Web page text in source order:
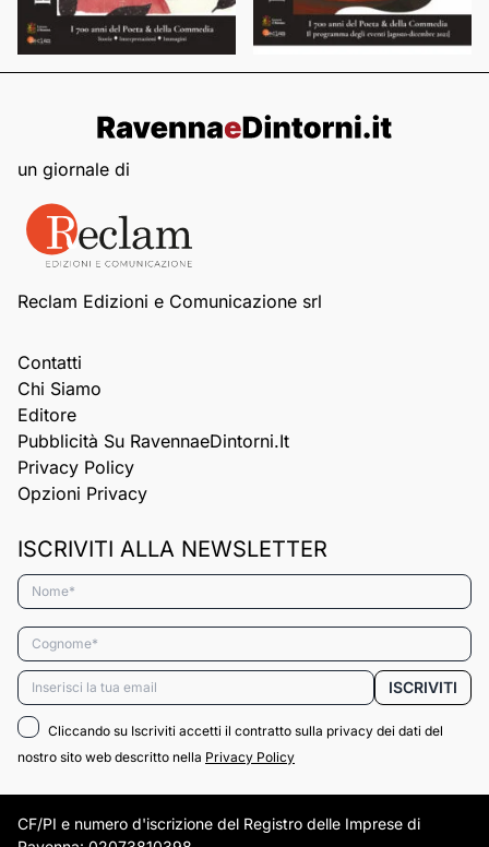
un giornale di
Reclam Edizioni e Comunicazione srl
Contatti
Chi Siamo
Editore
Pubblicità Su RavennaeDintorni.it
Privacy Policy
Opzioni Privacy
ISCRIVITI ALLA NEWSLETTER
Nome*
Cognome*
Email* ISCRIVITI
Cliccando su Iscriviti accetti il contratto sulla privacy dei dati del
nostro sito web descritto nella Privacy Policy
CF/PI e numero d'iscrizione del Registro delle Imprese di